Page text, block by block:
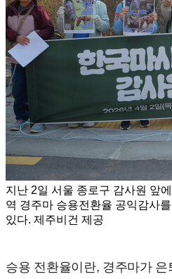
지난 2일 서울 종로구 감사원 앞
역 경주마 승용전환율 공익감사
있다. 제주비건 제공
승용 전환율이란, 경주마가